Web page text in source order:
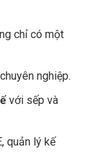
chỉ có một
nghiệp.
với sếp và
quản lý kế